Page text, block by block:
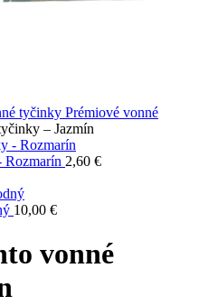
tyčinky Prémiové vonné
– Jazmín
Rozmarín 2,60 €
10,00 €
vonné